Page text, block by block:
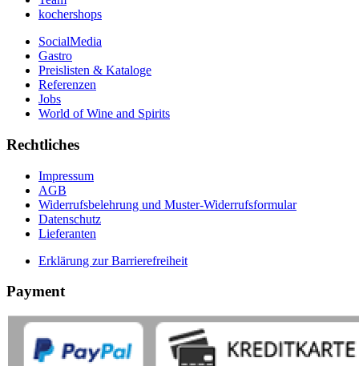
kochershops
SocialMedia
Gastro
Preislisten & Kataloge
Referenzen
Jobs
World of Wine and Spirits
Rechtliches
Impressum
AGB
Widerrufsbelehrung und Muster-Widerrufsformular
Datenschutz
Lieferanten
Erklärung zur Barrierefreiheit
Payment